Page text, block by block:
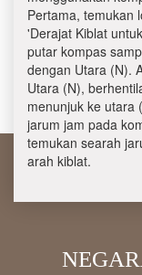
Pertama, temukan
'Derajat Kiblat
putar kompas
dengan Utara (N).
Utara (N),
menunjuk ke utara
jarum jam pada
temukan searah
arah kiblat.